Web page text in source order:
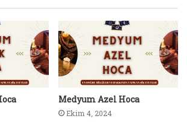
Medyum Azel Hoca
Ekim 4, 2024